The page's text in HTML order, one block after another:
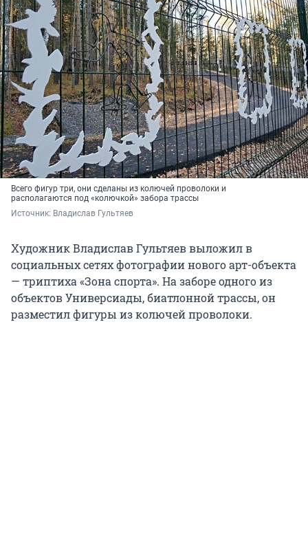
Всего фигур три, они сделаны из колючей проволоки и
располагаются под «колючкой» забора трассы
Источник: Владислав Гультяев
Художник Владислав Гультяев выложил в
социальных сетях фотографии нового арт-объекта
— триптиха «Зона спорта». На заборе одного из
объектов Универсиады, биатлонной трассы, он
разместил фигуры из колючей проволоки.